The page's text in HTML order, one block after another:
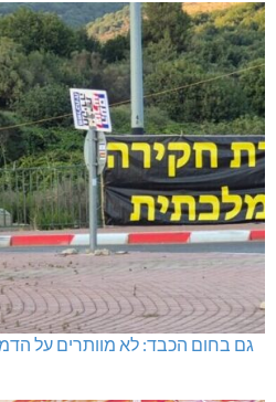
גם בחום הכבד: לא מוותרים על